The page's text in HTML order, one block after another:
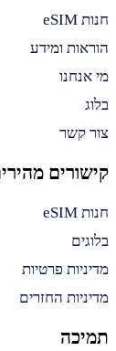
חנות eSIM
הוראות ומידע
מי אנחנו
בלוג
צור קשר
קישורים
חנות eSIM
בלוגים
מדיניות פרטיות
מדיניות החזרים
תמיכה